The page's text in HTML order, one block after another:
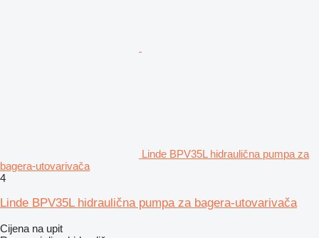
Linde BPV35L hidraulična pumpa za
bagerа-utovarivačа
4
Linde BPV35L hidraulična pumpa za bagera-utovarivača
Cijena na upit